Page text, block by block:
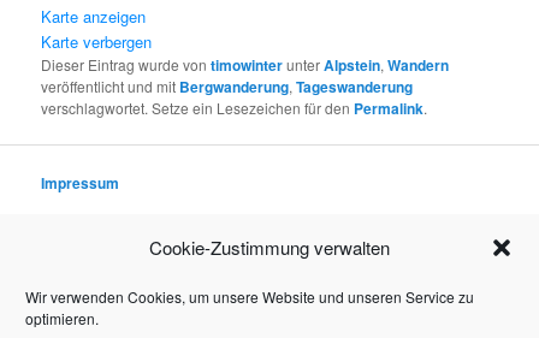
Cookie-Zustimmung verwalten
Wir verwenden Cookies, um unsere Website und unseren Service zu
optimieren.
akzeptieren und diesen Inhalt zu
Karte anzeigen
Karte verbergen
Dieser Eintrag wurde vontimowinterunterAlpstein,Wandern
veröffentlicht und mit Bergwanderung,Tageswanderung
verschlagwortet. Setze ein Lesezeichen für den Permalink.
Impressum
Datenschutzerklärung
Rechtliche Hinweise (Disclaimer)